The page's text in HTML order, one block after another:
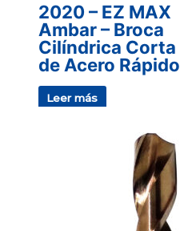
2020 – EZ MAX
Ambar – Broca
Cilíndrica Corta
de Acero Rápido
Leer más